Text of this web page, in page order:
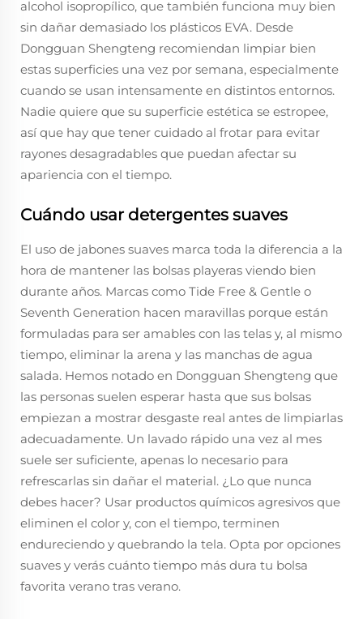
alcohol isopropílico, que también funciona muy bien
sin dañar demasiado los plásticos EVA. Desde
Dongguan Shengteng recomiendan limpiar bien
estas superficies una vez por semana, especialmente
cuando se usan intensamente en distintos entornos.
Nadie quiere que su superficie estética se estropee,
así que hay que tener cuidado al frotar para evitar
rayones desagradables que puedan afectar su
apariencia con el tiempo.
Cuándo usar detergentes suaves
El uso de jabones suaves marca toda la diferencia a la
hora de mantener las bolsas playeras viendo bien
durante años. Marcas como Tide Free & Gentle o
Seventh Generation hacen maravillas porque están
formuladas para ser amables con las telas y, al mismo
tiempo, eliminar la arena y las manchas de agua
salada. Hemos notado en Dongguan Shengteng que
las personas suelen esperar hasta que sus bolsas
empiezan a mostrar desgaste real antes de limpiarlas
adecuadamente. Un lavado rápido una vez al mes
suele ser suficiente, apenas lo necesario para
refrescarlas sin dañar el material. ¿Lo que nunca
debes hacer? Usar productos químicos agresivos que
eliminen el color y, con el tiempo, terminen
endureciendo y quebrando la tela. Opta por opciones
suaves y verás cuánto tiempo más dura tu bolsa
favorita verano tras verano.